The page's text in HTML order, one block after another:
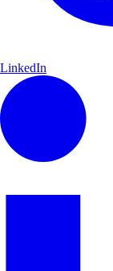
LinkedIn